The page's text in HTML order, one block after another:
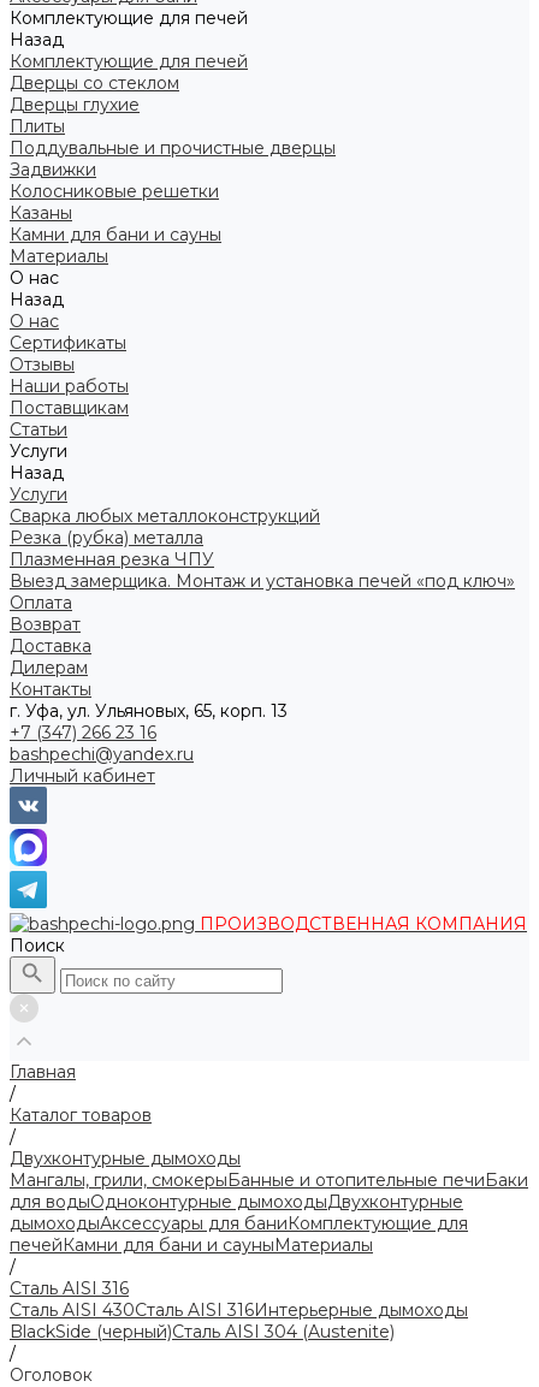
Комплектующие для печей
Назад
Комплектующие для печей
Дверцы со стеклом
Дверцы глухие
Плиты
Поддувальные и прочистные дверцы
Задвижки
Колосниковые решетки
Казаны
Камни для бани и сауны
Материалы
О нас
Назад
О нас
Сертификаты
Отзывы
Наши работы
Поставщикам
Статьи
Услуги
Назад
Услуги
Сварка любых металлоконструкций
Резка (рубка) металла
Плазменная резка ЧПУ
Выезд замерщика. Монтаж и установка печей «под ключ»
Оплата
Возврат
Доставка
Дилерам
Контакты
г. Уфа, ул. Ульяновых, 65, корп. 13
+7 (347) 266 23 16
bashpechi@yandex.ru
Личный кабинет
ПРОИЗВОДСТВЕННАЯ КОМПАНИЯ
Поиск
Главная
/
Каталог товаров
/
Двухконтурные дымоходы
Мангалы, грили, смокерыБанные и отопительные печиБаки
для водыОдноконтурные дымоходыДвухконтурные
дымоходыАксессуары для баниКомплектующие для
печейКамни для бани и сауныМатериалы
/
Сталь AISI 316
Сталь AISI 430Сталь AISI 316Интерьерные дымоходы
BlackSide (черный)Сталь AISI 304 (Austenite)
/
Оголовок